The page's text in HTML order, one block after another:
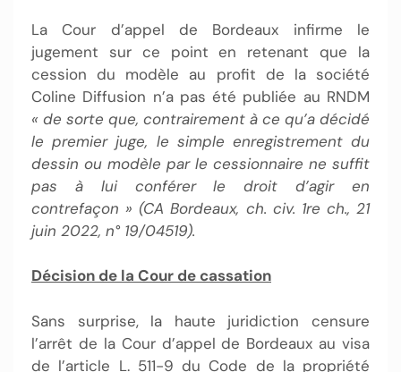
La Cour d’appel de Bordeaux infirme le
jugement sur ce point en retenant que la
cession du modèle au profit de la société
Coline Diffusion n’a pas été publiée au RNDM
« de sorte que, contrairement à ce qu’a décidé
le premier juge, le simple enregistrement du
dessin ou modèle par le cessionnaire ne suffit
pas à lui conférer le droit d’agir en
contrefaçon » (CA Bordeaux, ch. civ. 1re ch., 21
juin 2022, n° 19/04519).
Décision de la Cour de cassation
Sans surprise, la haute juridiction censure
l’arrêt de la Cour d’appel de Bordeaux au visa
de l’article L. 511-9 du Code de la propriété